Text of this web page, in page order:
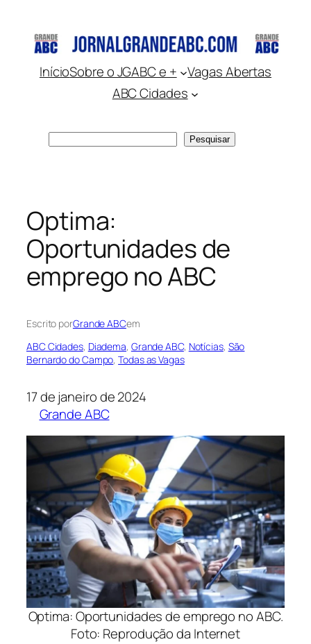
conteúdo
InícioSobre o JGABC e +
Vagas Abertas
ABC Cidades
Pesquisar
Optima:
Oportunidades de
emprego no ABC
Escrito porGrande ABCem
ABC Cidades, Diadema, Grande ABC, Notícias, São
Bernardo do Campo, Todas as Vagas
17 de janeiro de 2024
Grande ABC
Optima: Oportunidades de emprego no ABC.
Foto: Reprodução da Internet